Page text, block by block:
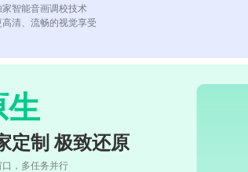
家智能音画调校技术
清、流畅的视觉享受
生
定制 极致还原
口，多任务并行